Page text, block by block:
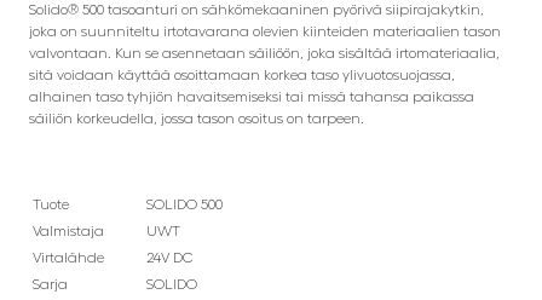
Solido® 500 tasoanturi on sähkömekaaninen pyörivä siipirajakytkin,
joka on suunniteltu irtotavarana olevien kiinteiden materiaalien tason
valvontaan. Kun se asennetaan säiliöön, joka sisältää irtomateriaalia,
sitä voidaan käyttää osoittamaan korkea taso ylivuotosuojassa,
alhainen taso tyhjiön havaitsemiseksi tai missä tahansa paikassa
säiliön korkeudella, jossa tason osoitus on tarpeen.
Tuote
SOLIDO 500
Valmistaja
UWT
Virtalähde
24V DC
Sarja
SOLIDO